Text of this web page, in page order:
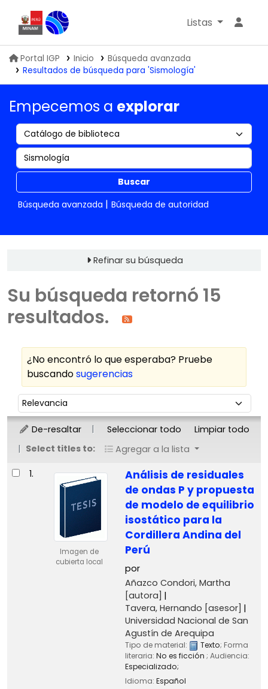
Biblioteca IGP
Listas
Portal IGP Inicio
Búsqueda avanzada
Resultados de búsqueda para 'Sismología'
Empecemos a explorar
Buscar
Búsqueda avanzada
Búsqueda de autoridad
Refinar su búsqueda
Su búsqueda retornó 15
resultados.
¿No encontró lo que esperaba? Pruebe
buscandosugerencias
Ordenar
Ordenar por:
De-resaltar Seleccionar todo
Limpiar todo
Select titles to:
Agregar a la lista
Resultados
1.
Imagen de
cubierta local
Análisis de residuales
de ondas P y propuesta
de modelo de equilibrio
isostático para la
Cordillera Andina del
Perú
por
Añazco Condori, Martha
[autora]
Tavera, Hernando [asesor]
Universidad Nacional de San
Agustín de Arequipa
Tipo de material: Texto; Forma
literaria: No es ficción ; Audiencia:
Especializado;
Idioma: Español